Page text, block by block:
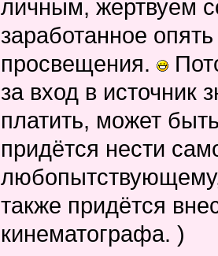
личным, жертвуем
заработанное
просвещения.
за вход в источник
платить, может
придётся нести
любопытствующему,
также придётся
кинематографа. )